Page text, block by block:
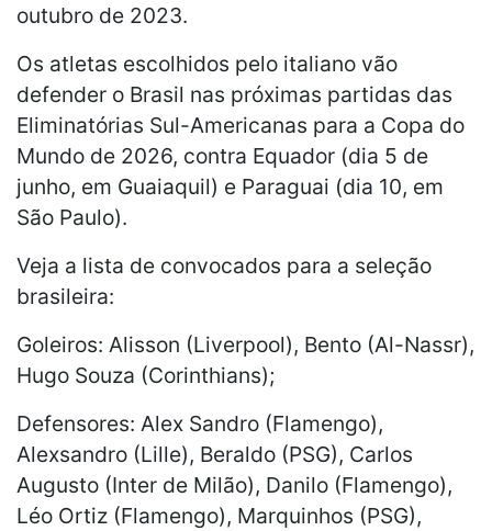
outubro de 2023.
Os atletas escolhidos pelo italiano vão
defender o Brasil nas próximas partidas das
Eliminatórias Sul-Americanas para a Copa do
Mundo de 2026, contra Equador (dia 5 de
junho, em Guaiaquil) e Paraguai (dia 10, em
São Paulo).
Veja a lista de convocados para a seleção
brasileira:
Goleiros: Alisson (Liverpool), Bento (Al-Nassr),
Hugo Souza (Corinthians);
Defensores: Alex Sandro (Flamengo),
Alexsandro (Lille), Beraldo (PSG), Carlos
Augusto (Inter de Milão), Danilo (Flamengo),
Léo Ortiz (Flamengo), Marquinhos (PSG),